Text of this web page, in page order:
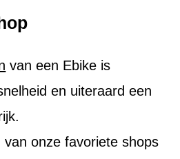
van een Ebike is
en uiteraard een
van onze favoriete shops